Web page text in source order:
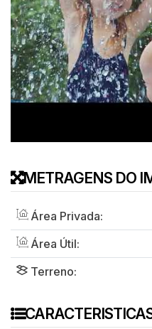
METRAGENS DO
Área Privada:
Área Útil:
Terreno: